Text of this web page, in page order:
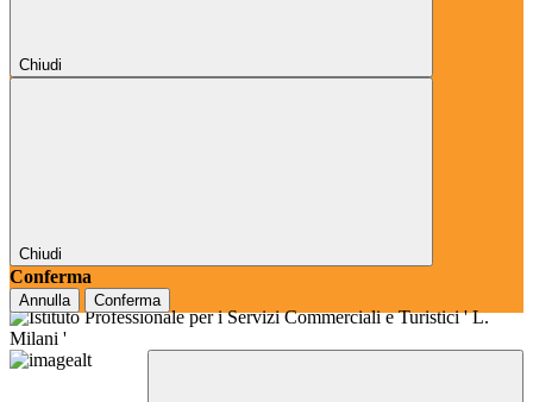
Chiudi
Chiudi
Conferma
Annulla Conferma